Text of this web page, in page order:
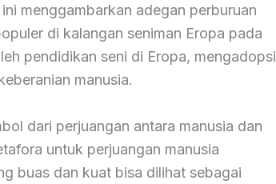
menggambarkan adegan perburuan
di kalangan seniman Eropa pada
pendidikan seni di Eropa, mengadopsi
manusia.
dari perjuangan antara manusia dan
untuk perjuangan manusia
buas dan kuat bisa dilihat sebagai